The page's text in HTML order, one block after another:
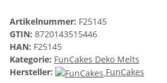
Artikelnummer: F25145
GTIN: 8720143515446
HAN: F25145
Kategorie: FunCakes Deko Melts
Hersteller:
FunCakes